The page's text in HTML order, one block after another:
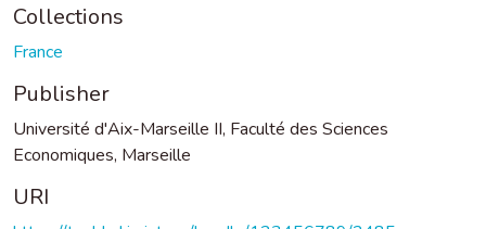
Collections
France
Publisher
Université d'Aix-Marseille II, Faculté des Sciences
Economiques, Marseille
URI